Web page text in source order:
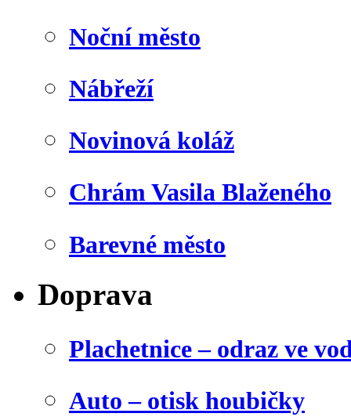
Noční město
Nábřeží
Novinová koláž
Chrám Vasila Blaženého
Barevné město
Doprava
Plachetnice – odraz ve
Auto – otisk houbičky